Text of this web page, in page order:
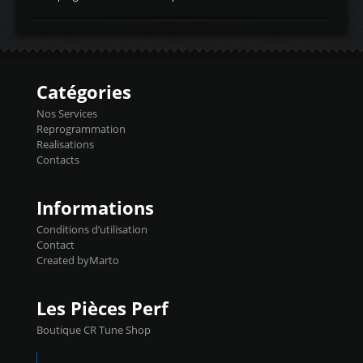
d'admissiontemp ex. pour atmo -30- 80°C
temperaturetemperature ldr moteurtemp
Injecteurs + Flashpro 1370€ TTC Le
précise et performante. Vous pourrez
basculer de la carto sans plomb à Ethanol à
l'aide du flashpro OPTION ECONOMIQUES
Reprog SP 98 sur le calculateur d'origine
450€ TTC Un gain d'environ 10cv et 15nm
Catégories
Nos Services
Reprogrammation
Realisations
Contacts
Informations
Conditions d’utilisation
Contact
Created byMarto
Les Pièces Perf
Boutique CR Tune Shop